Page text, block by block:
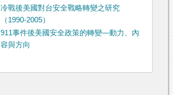
冷戰後美國對台安全戰略轉變之研究
（1990-2005）
911事件後美國安全政策的轉變—動力、內
容與方向